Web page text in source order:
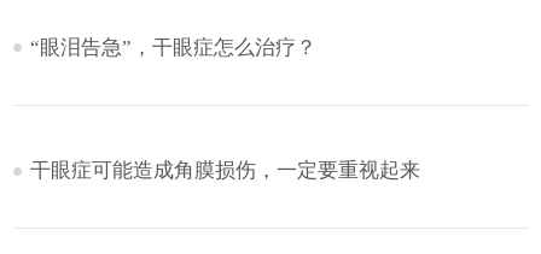
“眼泪告急”，干眼症怎么治疗？
干眼症可能造成角膜损伤，一定要重视起来